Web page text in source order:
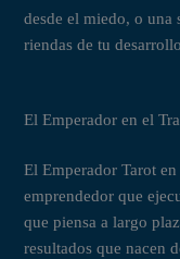
desde el miedo, o una
riendas de tu
El Emperador en el
El Emperador Tarot
emprendedor que
que piensa a largo
resultados que nacen